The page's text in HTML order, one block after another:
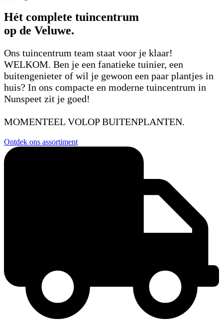
Hét complete tuincentrum
op de Veluwe.
Ons tuincentrum team staat voor je klaar!
WELKOM. Ben je een fanatieke tuinier, een
buitengenieter of wil je gewoon een paar plantjes in
huis? In ons compacte en moderne tuincentrum in
Nunspeet zit je goed!
MOMENTEEL VOLOP BUITENPLANTEN.
Ontdek ons assortiment